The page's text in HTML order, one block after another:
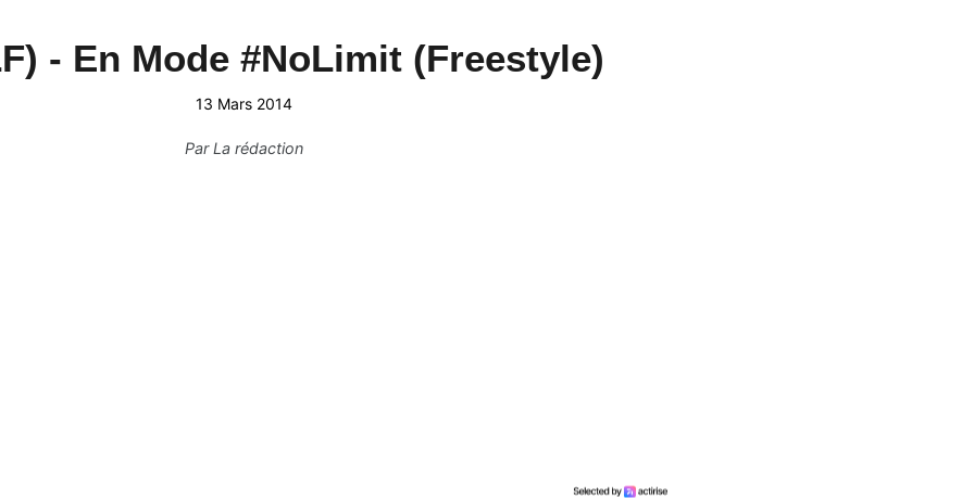
- En Mode #NoLimit (Freestyle)
13 Mars 2014
ParLa rédaction